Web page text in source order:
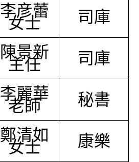
李彦蕾
女士 司庫
陳景新
主任 司庫
李麗華
老師 秘書
鄭清如
女士 康樂